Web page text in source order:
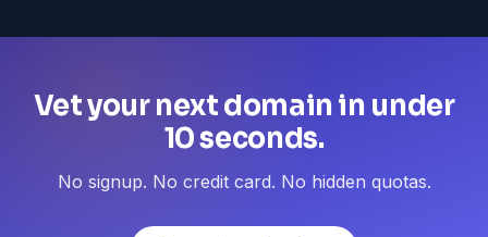
Vet your next domain in under
10 seconds.
No signup. No credit card. No hidden quotas.